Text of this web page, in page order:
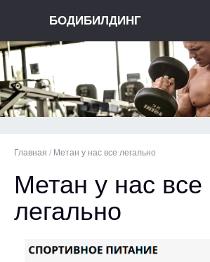
БОДИБИЛДИНГ
Главная / Метан у нас все легально
Метан у нас все
легально